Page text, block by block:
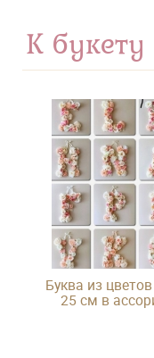
К букету
Буква из
25 см в